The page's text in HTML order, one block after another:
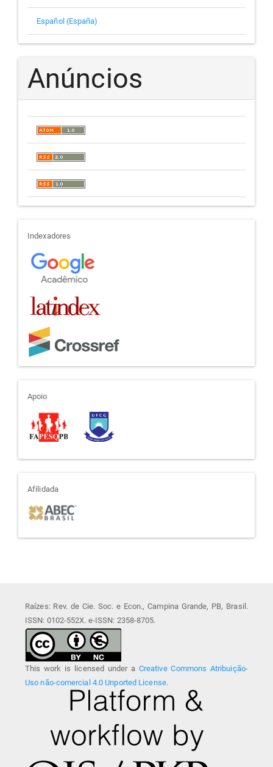
Español (España)
Anúncios
indexadores
Indexadores
apoio
Apoio
afiliada
Afilidada
Raízes: Rev. de Cie. Soc. e Econ., Campina Grande, PB, Brasil.
ISSN: 0102-552X. e-ISSN: 2358-8705.
This work is licensed under a Creative Commons Atribuição-
Uso não-comercial 4.0 Unported License.